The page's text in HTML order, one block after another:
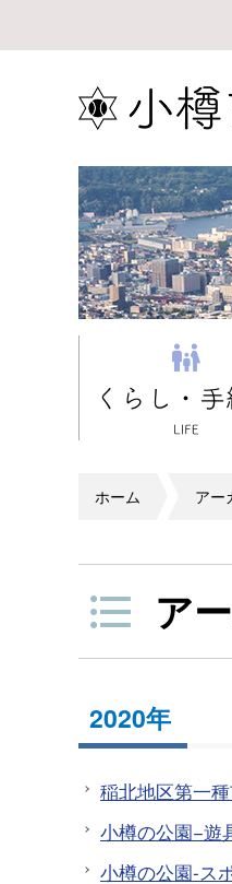
ホーム アー
ア
2020年
稲北地区第一
小樽の公園−遊
小樽の公園-ス